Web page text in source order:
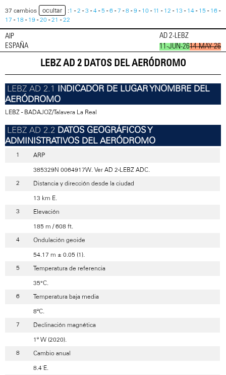
37 cambios ocultar :1 -2 -3 -4 -5 -6 -7 -8 -9 - 10 - 11 - 12 - 13 - 14 - 15 - 16 -
17 - 18 - 19 -20 -21 -22
AIP
ESPAÑA
AD 2-LEBZ
11-JUN-2614-MAY-26
LEBZ AD 2 DATOS DEL AERÓDROMO
INDICADOR DE LUGAR YNOMBRE DEL
AERÓDROMO
LEBZ - BADAJOZ/Talavera La Real
DATOS GEOGRÁFICOS Y
ADMINISTRATIVOS DEL AERÓDROMO
ARP
385329N 0064917W. Ver AD 2-LEBZ ADC.
Distancia y dirección desde la ciudad
13 km E.
Elevación
185 m / 608 ft.
Ondulación geoide
54.17 m ± 0.05 (1).
Temperatura de referencia
35°C.
Temperatura baja media
8ºC.
Declinación magnética
1º W (2020).
Cambio anual
8.4´E.